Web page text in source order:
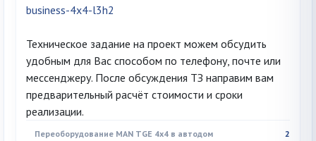
business-4x4-l3h2
Техническое задание на проект можем обсудить
удобным для Вас способом по телефону, почте или
мессенджеру. После обсуждения ТЗ направим вам
предварительный расчёт стоимости и сроки
реализации.
Переоборудование MAN TGE 4х4 в автодом 2